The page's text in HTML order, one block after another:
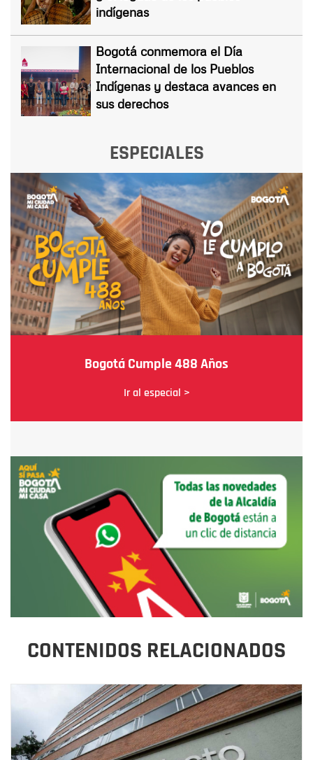
indígenas
Bogotá conmemora el Día
Internacional de los Pueblos
Indígenas y destaca avances en
sus derechos
ESPECIALES
Bogotá Cumple 488 Años
Ir al especial >
CONTENIDOS RELACIONADOS